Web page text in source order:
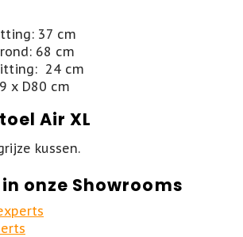
37 cm
68 cm
24 cm
x D80 cm
Air XL
kussen.
onze Showrooms